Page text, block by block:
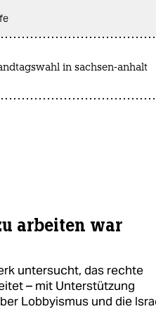
in sachsen-anhalt
arbeiten war
untersucht, das rechte
– mit Unterstützung
Lobbyismus und die